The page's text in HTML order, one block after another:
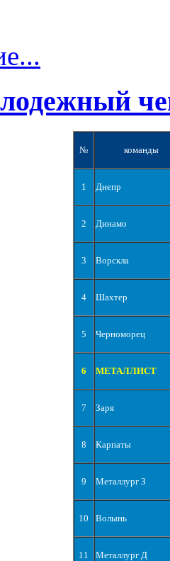
№ команды
1 Днепр
2 Динамо
3 Ворскла
4 Шахтер
5 Черноморец
6 МЕТАЛЛИСТ
7 Заря
8 Карпаты
9 Металлург З
10 Волынь
11 Металлург Д